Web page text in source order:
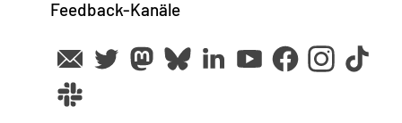
Feedback-Kanäle